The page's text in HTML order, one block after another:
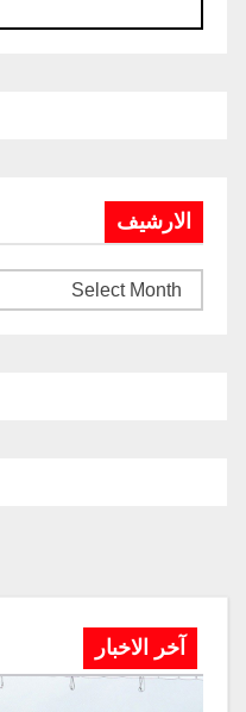
الارشيف
آخر الاخبار